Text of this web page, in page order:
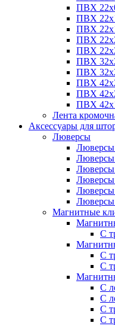
ПВХ
ПВХ
ПВХ
ПВХ
ПВХ
ПВХ
ПВХ
ПВХ
ПВХ
ПВХ
Лента
Аксессуары для
Люверсы
Люверсы
Люверсы
Люверсы
Люверсы
Магнитные
С
С
С
С
С
С
С